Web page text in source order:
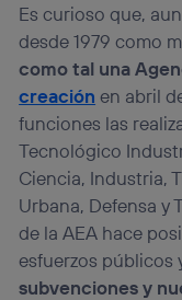
Es curioso que,
desde 1979 como
como tal una
creación en abril
funciones las
Tecnológico
Ciencia, Industria,
Urbana, Defensa y
de la AEA hace
esfuerzos públicos
subvenciones y